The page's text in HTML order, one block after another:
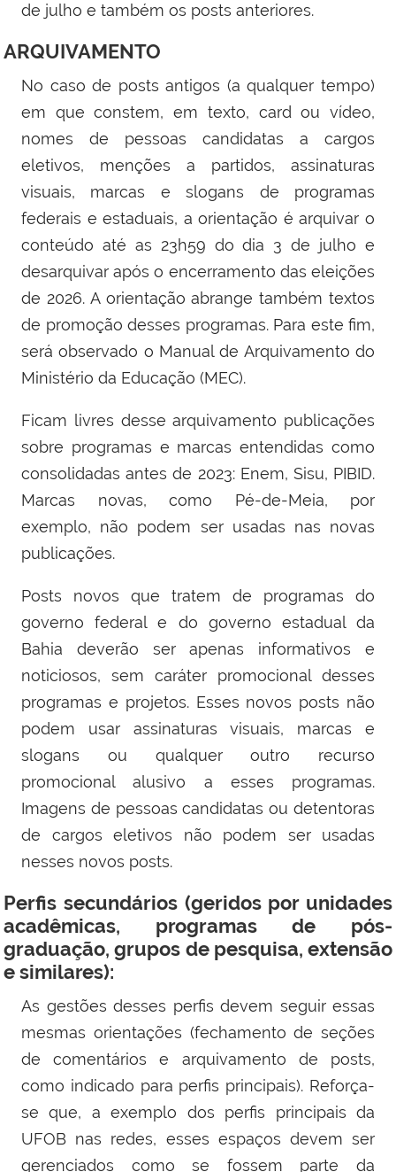
de julho e também os posts anteriores.
ARQUIVAMENTO
No caso de posts antigos (a qualquer tempo)
em que constem, em texto, card ou vídeo,
nomes de pessoas candidatas a cargos
eletivos, menções a partidos, assinaturas
visuais, marcas e slogans de programas
federais e estaduais, a orientação é arquivar o
conteúdo até as 23h59 do dia 3 de julho e
desarquivar após o encerramento das eleições
de 2026. A orientação abrange também textos
de promoção desses programas. Para este fim,
será observado o Manual de Arquivamento do
Ministério da Educação (MEC).
Ficam livres desse arquivamento publicações
sobre programas e marcas entendidas como
consolidadas antes de 2023: Enem, Sisu, PIBID.
Marcas novas, como Pé-de-Meia, por
exemplo, não podem ser usadas nas novas
publicações.
Posts novos que tratem de programas do
governo federal e do governo estadual da
Bahia deverão ser apenas informativos e
noticiosos, sem caráter promocional desses
programas e projetos. Esses novos posts não
podem usar assinaturas visuais, marcas e
slogans ou qualquer outro recurso
promocional alusivo a esses programas.
Imagens de pessoas candidatas ou detentoras
de cargos eletivos não podem ser usadas
nesses novos posts.
Perfis secundários (geridos por unidades
acadêmicas, programas de pós-
graduação, grupos de pesquisa, extensão
e similares):
As gestões desses perfis devem seguir essas
mesmas orientações (fechamento de seções
de comentários e arquivamento de posts,
como indicado para perfis principais). Reforça-
se que, a exemplo dos perfis principais da
UFOB nas redes, esses espaços devem ser
gerenciados como se fossem parte da